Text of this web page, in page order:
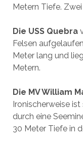
Metern Tiefe.
Die USS Quebra
Felsen
Meter lang und
Metern.
Die MV William
Ironischerweise
durch eine
30 Meter Tiefe in